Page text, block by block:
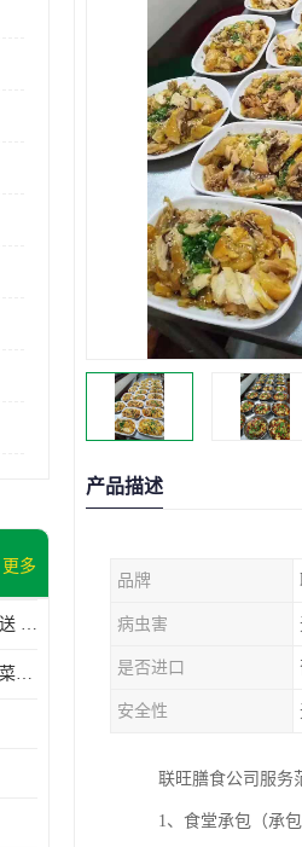
更多
长安蔬菜配送 虎门蔬菜配送 厚街蔬菜配送 大朗蔬菜配送
长安蔬菜配送 东莞长安蔬菜配送哪家好
产品描述
品牌
病虫害
是否进口
安全性
联旺膳食公司服务
1、食堂承包（承